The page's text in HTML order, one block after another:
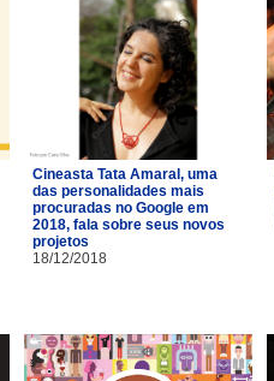
Cineasta Tata Amaral, uma
das personalidades mais
procuradas no Google em
2018, fala sobre seus novos
projetos
18/12/2018